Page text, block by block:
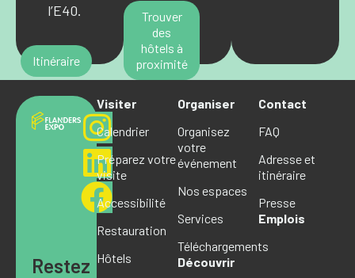
l’E40.
Itinéraire
Trouver
des
hôtels à
proximité
Restez
Visiter
Calendrier
Préparez votre
visite
Accessibilité
Restauration
Hôtels
Organiser
Organisez
votre
événement
Nos espaces
Services
Téléchargements
Découvrir
Contact
FAQ
Adresse et
itinéraire
Presse
Emplois